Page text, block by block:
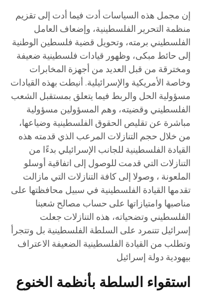
إن مجمل هذه السياسات أدت فيما أدت إلى تقزيم
منظمة التحرير الفلسطينية، وإضعاف العامل
الفلسطيني برمته، وتحويل قضية فلسطين الوطنية
إلى حائط مبكى، وظهور قيادات فلسطينية ضعيفة
ومخترقة من قبل العديد من أجهزة المخابرات
وخاصة الأمريكية والإسرائيلية. أنيطت بهذه القيادات
مسؤولية الحل والربط فيما يتعلق بمستقبل الشعب
الفلسطيني وقضيته، وهم المسؤولين مسؤولية
مباشرة عن تقليص الحقوق الفلسطينية وضياعها،
من خلال حجم التنازلات المرعب الذي قدمته هذه
القيادة الفلسطينية للجانب الإسرائيلي بدءًا من
التنازلات التي قدمت للوصول إلى اتفاقية أوسلو
الملعونة ، وصولا إلى كافة التنازلات التي مازالت
تقدمها القيادة الفلسطينية في سبيل محافظتها على
مناصبها وامتيازاتها على حساب مصالح شعبنا
الفلسطيني وتضحياته، هذه التنازلات جعلت
إسرائيل تتنمرد على السلطة الفلسطينية بل وتتجرأ
وتطلب من القيادة الفلسطينية الضعيفة الاعتراف
بيهودية دولة إسرائيل
استقواء السلطة بأنظمة الخنوع